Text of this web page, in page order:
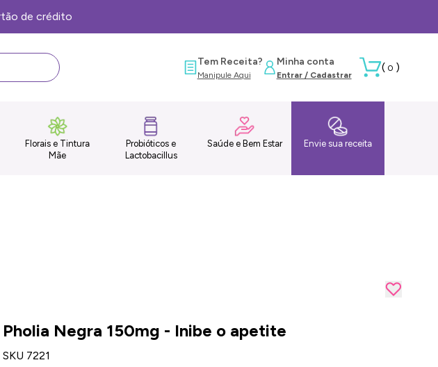
condições
Minha conta
Entrar / Cadastrar
Tem Receita?
Manipule Aqui
( 0 )
Florais e Tintura
Mãe
Probióticos e
Lactobacillus
Saúde e Bem Estar Envie sua receita
Pholia Negra 150mg - Inibe o apetite
SKU 7221